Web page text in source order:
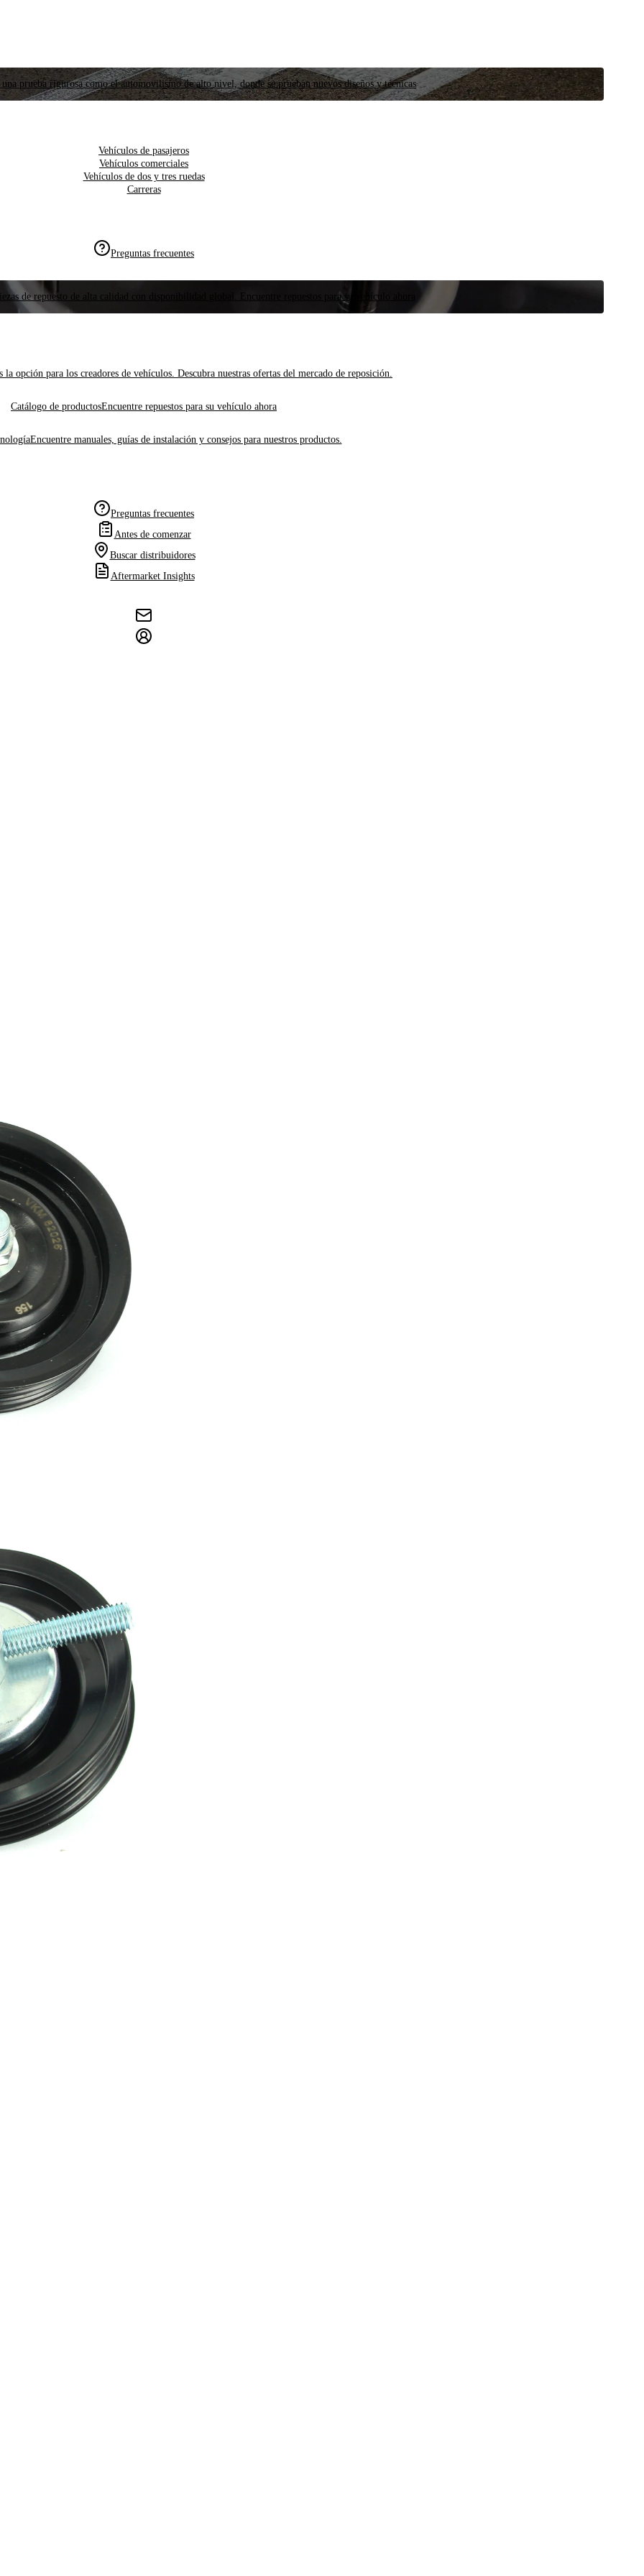
prueba rigurosa como el automovilismo de alto nivel, donde se prueban nuevos diseños y técnicas
Vehículos de pasajeros
Vehículos comerciales
Vehículos de dos y tres ruedas
Carreras
Preguntas frecuentes
de repuesto de alta calidad con disponibilidad global. Encuentre repuestos para su vehículo ahora
la opción para los creadores de vehículos. Descubra nuestras ofertas del mercado de reposición.
Catálogo de productosEncuentre repuestos para su vehículo ahora
Encuentre manuales, guías de instalación y consejos para nuestros productos.
Preguntas frecuentes
Antes de comenzar
Buscar distribuidores
Aftermarket Insights